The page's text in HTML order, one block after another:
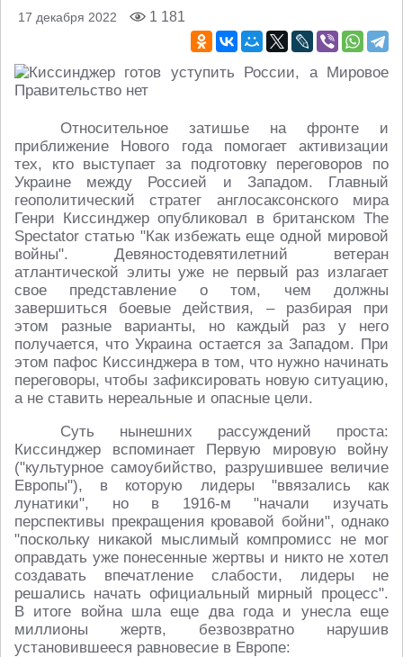
17 декабря 2022 1 181
Относительное затишье на фронте и
приближение Нового года помогает активизации
тех, кто выступает за подготовку переговоров по
Украине между Россией и Западом. Главный
геополитический стратег англосаксонского мира
Генри Киссинджер опубликовал в британском The
Spectator статью "Как избежать еще одной мировой
войны". Девяностодевятилетний ветеран
атлантической элиты уже не первый раз излагает
свое представление о том, чем должны
завершиться боевые действия, – разбирая при
этом разные варианты, но каждый раз у него
получается, что Украина остается за Западом. При
этом пафос Киссинджера в том, что нужно начинать
переговоры, чтобы зафиксировать новую ситуацию,
а не ставить нереальные и опасные цели.
Суть нынешних рассуждений проста:
Киссинджер вспоминает Первую мировую войну
("культурное самоубийство, разрушившее величие
Европы"), в которую лидеры "ввязались как
лунатики", но в 1916-м "начали изучать
перспективы прекращения кровавой бойни", однако
"поскольку никакой мыслимый компромисс не мог
оправдать уже понесенные жертвы и никто не хотел
создавать впечатление слабости, лидеры не
решались начать официальный мирный процесс".
В итоге война шла еще два года и унесла еще
миллионы жертв, безвозвратно нарушив
установившееся равновесие в Европе: